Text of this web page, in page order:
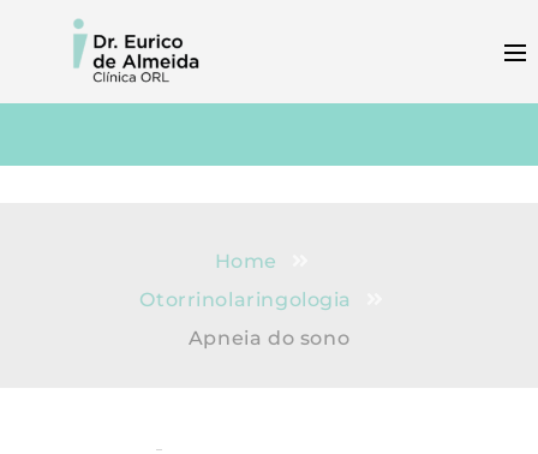
Home
Otorrinolaringologia
Apneia do sono